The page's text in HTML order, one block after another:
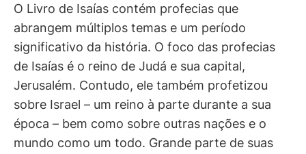
O Livro de Isaías contém profecias que
abrangem múltiplos temas e um período
significativo da história. O foco das profecias
de Isaías é o reino de Judá e sua capital,
Jerusalém. Contudo, ele também profetizou
sobre Israel – um reino à parte durante a sua
época – bem como sobre outras nações e o
mundo como um todo. Grande parte de suas